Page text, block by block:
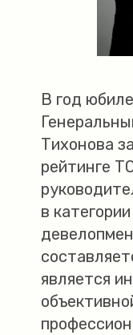
В год
Тихонова
рейтинге
в
является